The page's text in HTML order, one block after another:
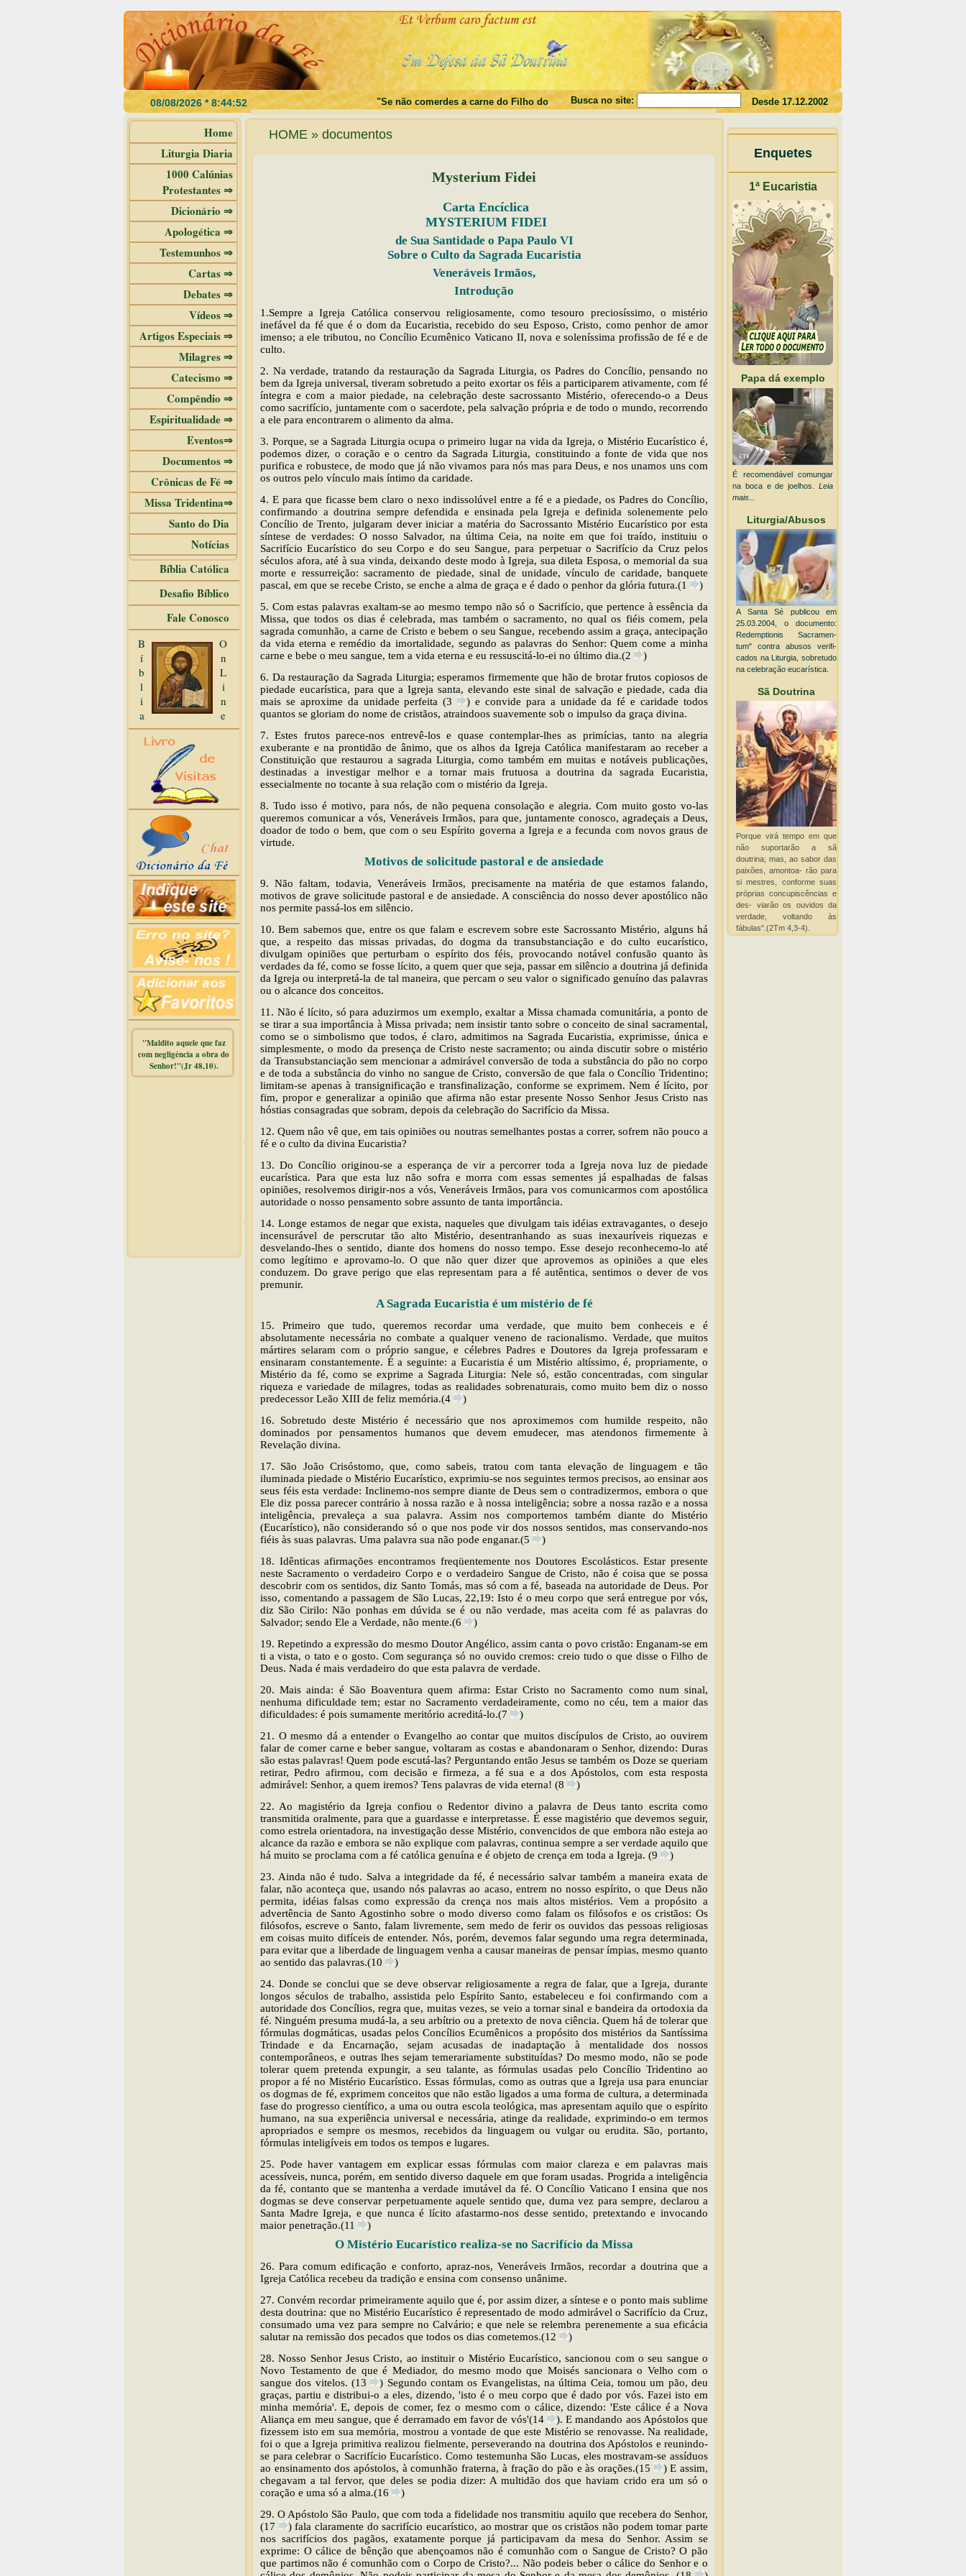
"Se não comerdes a carne do Filho do Homem, e não beberdes o seu sangue, não tereis a vida em vós"(Jo 6,53)
Busca no site: Desde 17.12.2002
Home
Liturgia Diaria
1000 Calúnias
Protestantes ⇒
Dicionário ⇒
Apologética ⇒
Testemunhos ⇒
Cartas ⇒
Debates ⇒
Vídeos ⇒
Artigos Especiais ⇒
Milagres ⇒
Catecismo ⇒
Compêndio ⇒
Espiritualidade ⇒
Eventos⇒
Documentos ⇒
Crônicas de Fé ⇒
Missa Tridentina⇒
Santo do Dia
Notícias
Bíblia Católica
Desafio Bíblico
Fale Conosco
B
í
b
l
i
a
O
n
L
i
n
e
"Maldito aquele que faz
com negligência a obra do
Senhor!"(Jr 48,10).
/home/dicionar/public_html/online.php
/home/dicionar/public_html/online.php
HOME » documentos
Mysterium Fidei
Carta Encíclica
MYSTERIUM FIDEI
de Sua Santidade o Papa Paulo VI
Sobre o Culto da Sagrada Eucaristia
Veneráveis Irmãos,
Introdução
1.Sempre a Igreja Católica conservou religiosamente, como tesouro preciosíssimo, o mistério
inefável da fé que é o dom da Eucaristia, recebido do seu Esposo, Cristo, como penhor de amor
imenso; a ele tributou, no Concílio Ecumênico Vaticano II, nova e soleníssima profissão de fé e de
culto.
2. Na verdade, tratando da restauração da Sagrada Liturgia, os Padres do Concílio, pensando no
bem da Igreja universal, tiveram sobretudo a peito exortar os féis a participarem ativamente, com fé
íntegra e com a maior piedade, na celebração deste sacrossanto Mistério, oferecendo-o a Deus
como sacrifício, juntamente com o sacerdote, pela salvação própria e de todo o mundo, recorrendo
a ele para encontrarem o alimento da alma.
3. Porque, se a Sagrada Liturgia ocupa o primeiro lugar na vida da Igreja, o Mistério Eucarístico é,
podemos dizer, o coração e o centro da Sagrada Liturgia, constituindo a fonte de vida que nos
purifica e robustece, de modo que já não vivamos para nós mas para Deus, e nos unamos uns com
os outros pelo vínculo mais íntimo da caridade.
4. E para que ficasse bem claro o nexo indissolúvel entre a fé e a piedade, os Padres do Concílio,
confirmando a doutrina sempre defendida e ensinada pela Igreja e definida solenemente pelo
Concílio de Trento, julgaram dever iniciar a matéria do Sacrossanto Mistério Eucarístico por esta
síntese de verdades: O nosso Salvador, na última Ceia, na noite em que foi traído, instituiu o
Sacrifício Eucarístico do seu Corpo e do seu Sangue, para perpetuar o Sacrifício da Cruz pelos
séculos afora, até à sua vinda, deixando deste modo à Igreja, sua dileta Esposa, o memorial da sua
morte e ressurreição: sacramento de piedade, sinal de unidade, vínculo de caridade, banquete
pascal, em que se recebe Cristo, se enche a alma de graça e é dado o penhor da glória futura.(1
)
5. Com estas palavras exaltam-se ao mesmo tempo não só o Sacrifício, que pertence à essência da
Missa, que todos os dias é celebrada, mas também o sacramento, no qual os fiéis comem, pela
sagrada comunhão, a carne de Cristo e bebem o seu Sangue, recebendo assim a graça, antecipação
da vida eterna e remédio da imortalidade, segundo as palavras do Senhor: Quem come a minha
carne e bebe o meu sangue, tem a vida eterna e eu ressuscitá-lo-ei no último dia.(2
)
6. Da restauração da Sagrada Liturgia; esperamos firmemente que hão de brotar frutos copiosos de
piedade eucarística, para que a Igreja santa, elevando este sinal de salvação e piedade, cada dia
mais se aproxime da unidade perfeita (3
) e convide para a unidade da fé e caridade todos
quantos se gloriam do nome de cristãos, atraindoos suavemente sob o impulso da graça divina.
7. Estes frutos parece-nos entrevê-los e quase contemplar-lhes as primícias, tanto na alegria
exuberante e na prontidão de ânimo, que os alhos da Igreja Católica manifestaram ao receber a
Constituição que restaurou a sagrada Liturgia, como também em muitas e notáveis publicações,
destinadas a investigar melhor e a tornar mais frutuosa a doutrina da sagrada Eucaristia,
essecialmente no tocante à sua relação com o mistério da Igreja.
8. Tudo isso é motivo, para nós, de não pequena consolação e alegria. Com muito gosto vo-las
queremos comunicar a vós, Veneráveis Irmãos, para que, juntamente conosco, agradeçais a Deus,
doador de todo o bem, que com o seu Espírito governa a Igreja e a fecunda com novos graus de
virtude.
Motivos de solicitude pastoral e de ansiedade
9. Não faltam, todavia, Veneráveis Irmãos, precisamente na matéria de que estamos falando,
motivos de grave solicitude pastoral e de ansiedade. A consciência do nosso dever apostólico não
nos permite passá-los em silêncio.
10. Bem sabemos que, entre os que falam e escrevem sobre este Sacrossanto Mistério, alguns há
que, a respeito das missas privadas, do dogma da transubstanciação e do culto eucarístico,
divulgam opiniões que perturbam o espírito dos féis, provocando notável confusão quanto às
verdades da fé, como se fosse lícito, a quem quer que seja, passar em silêncio a doutrina já definida
da Igreja ou interpretá-la de tal maneira, que percam o seu valor o significado genuíno das palavras
ou o alcance dos conceitos.
11. Não é lícito, só para aduzirmos um exemplo, exaltar a Missa chamada comunitária, a ponto de
se tirar a sua importância à Missa privada; nem insistir tanto sobre o conceito de sinal sacramental,
como se o simbolismo que todos, é claro, admitimos na Sagrada Eucaristia, exprimisse, única e
simplesmente, o modo da presença de Cristo neste sacramento; ou ainda discutir sobre o mistério
da Transubstanciação sem mencionar a admirável conversão de toda a substância do pão no corpo
e de toda a substância do vinho no sangue de Cristo, conversão de que fala o Concílio Tridentino;
limitam-se apenas à transignificação e transfinalização, conforme se exprimem. Nem é lícito, por
fim, propor e generalizar a opinião que afirma não estar presente Nosso Senhor Jesus Cristo nas
hóstias consagradas que sobram, depois da celebração do Sacrifício da Missa.
12. Quem nâo vê que, em tais opiniões ou noutras semelhantes postas a correr, sofrem não pouco a
fé e o culto da divina Eucaristia?
13. Do Concílio originou-se a esperança de vir a percorrer toda a Igreja nova luz de piedade
eucarística. Para que esta luz não sofra e morra com essas sementes já espalhadas de falsas
opiniões, resolvemos dirigir-nos a vós, Veneráveis Irmãos, para vos comunicarmos com apostólica
autoridade o nosso pensamento sobre assunto de tanta importância.
14. Longe estamos de negar que exista, naqueles que divulgam tais idéias extravagantes, o desejo
incensurável de perscrutar tão alto Mistério, desentranhando as suas inexauríveis riquezas e
desvelando-lhes o sentido, diante dos homens do nosso tempo. Esse desejo reconhecemo-lo até
como legítimo e aprovamo-lo. O que não quer dizer que aprovemos as opiniões a que eles
conduzem. Do grave perigo que elas representam para a fé autêntica, sentimos o dever de vos
premunir.
A Sagrada Eucaristia é um mistério de fé
15. Primeiro que tudo, queremos recordar uma verdade, que muito bem conheceis e é
absolutamente necessária no combate a qualquer veneno de racionalismo. Verdade, que muitos
mártires selaram com o próprio sangue, e célebres Padres e Doutores da Igreja professaram e
ensinaram constantemente. É a seguinte: a Eucaristia é um Mistério altíssimo, é, propriamente, o
Mistério da fé, como se exprime a Sagrada Liturgia: Nele só, estão concentradas, com singular
riqueza e variedade de milagres, todas as realidades sobrenaturais, como muito bem diz o nosso
predecessor Leão XIII de feliz memória.(4
)
16. Sobretudo deste Mistério é necessário que nos aproximemos com humilde respeito, não
dominados por pensamentos humanos que devem emudecer, mas atendonos firmemente à
Revelação divina.
17. São João Crisóstomo, que, como sabeis, tratou com tanta elevação de linguagem e tão
iluminada piedade o Mistério Eucarístico, exprimiu-se nos seguintes termos precisos, ao ensinar aos
seus féis esta verdade: Inclinemo-nos sempre diante de Deus sem o contradizermos, embora o que
Ele diz possa parecer contrário à nossa razão e à nossa inteligência; sobre a nossa razão e a nossa
inteligência, prevaleça a sua palavra. Assim nos comportemos também diante do Mistério
(Eucarístico), não considerando só o que nos pode vir dos nossos sentidos, mas conservando-nos
fiéis às suas palavras. Uma palavra sua não pode enganar.(5
)
18. Idênticas afirmações encontramos freqüentemente nos Doutores Escolásticos. Estar presente
neste Sacramento o verdadeiro Corpo e o verdadeiro Sangue de Cristo, não é coisa que se possa
descobrir com os sentidos, diz Santo Tomás, mas só com a fé, baseada na autoridade de Deus. Por
isso, comentando a passagem de São Lucas, 22,19: Isto é o meu corpo que será entregue por vós,
diz São Cirilo: Não ponhas em dúvida se é ou não verdade, mas aceita com fé as palavras do
Salvador; sendo Ele a Verdade, não mente.(6
)
19. Repetindo a expressão do mesmo Doutor Angélico, assim canta o povo cristão: Enganam-se em
ti a vista, o tato e o gosto. Com segurança só no ouvido cremos: creio tudo o que disse o Filho de
Deus. Nada é mais verdadeiro do que esta palavra de verdade.
20. Mais ainda: é São Boaventura quem afirma: Estar Cristo no Sacramento como num sinal,
nenhuma dificuldade tem; estar no Sacramento verdadeiramente, como no céu, tem a maior das
dificuldades: é pois sumamente meritório acreditá-lo.(7
)
21. O mesmo dá a entender o Evangelho ao contar que muitos discípulos de Cristo, ao ouvirem
falar de comer carne e beber sangue, voltaram as costas e abandonaram o Senhor, dizendo: Duras
são estas palavras! Quem pode escutá-las? Perguntando então Jesus se também os Doze se queriam
retirar, Pedro afirmou, com decisão e firmeza, a fé sua e a dos Apóstolos, com esta resposta
admirável: Senhor, a quem iremos? Tens palavras de vida eterna! (8
)
22. Ao magistério da Igreja confiou o Redentor divino a palavra de Deus tanto escrita como
transmitida oralmente, para que a guardasse e interpretasse. É esse magistério que devemos seguir,
como estrela orientadora, na investigação desse Mistério, convencidos de que embora não esteja ao
alcance da razão e embora se não explique com palavras, continua sempre a ser verdade aquilo que
há muito se proclama com a fé católica genuína e é objeto de crença em toda a Igreja. (9
)
23. Ainda não é tudo. Salva a integridade da fé, é necessário salvar também a maneira exata de
falar, não aconteça que, usando nós palavras ao acaso, entrem no nosso espírito, o que Deus não
permita, idéias falsas como expressão da crença nos mais altos mistérios. Vem a propósito a
advertência de Santo Agostinho sobre o modo diverso como falam os filósofos e os cristãos: Os
filósofos, escreve o Santo, falam livremente, sem medo de ferir os ouvidos das pessoas religiosas
em coisas muito difíceis de entender. Nós, porém, devemos falar segundo uma regra determinada,
para evitar que a liberdade de linguagem venha a causar maneiras de pensar ímpias, mesmo quanto
ao sentido das palavras.(10
)
24. Donde se conclui que se deve observar religiosamente a regra de falar, que a Igreja, durante
longos séculos de trabalho, assistida pelo Espírito Santo, estabeleceu e foi confirmando com a
autoridade dos Concílios, regra que, muitas vezes, se veio a tornar sinal e bandeira da ortodoxia da
fé. Ninguém presuma mudá-la, a seu arbítrio ou a pretexto de nova ciência. Quem há de tolerar que
fórmulas dogmáticas, usadas pelos Concílios Ecumênicos a propósito dos mistérios da Santíssima
Trindade e da Encarnação, sejam acusadas de inadaptação à mentalidade dos nossos
contemporâneos, e outras lhes sejam temerariamente substituídas? Do mesmo modo, não se pode
tolerar quem pretenda expungir, a seu talante, as fórmulas usadas pelo Concílio Tridentino ao
propor a fé no Mistério Eucarístico. Essas fórmulas, como as outras que a Igreja usa para enunciar
os dogmas de fé, exprimem conceitos que não estão ligados a uma forma de cultura, a determinada
fase do progresso científico, a uma ou outra escola teológica, mas apresentam aquilo que o espírito
humano, na sua experiência universal e necessária, atinge da realidade, exprimindo-o em termos
apropriados e sempre os mesmos, recebidos da linguagem ou vulgar ou erudita. São, portanto,
fórmulas inteligíveis em todos os tempos e lugares.
25. Pode haver vantagem em explicar essas fórmulas com maior clareza e em palavras mais
acessíveis, nunca, porém, em sentido diverso daquele em que foram usadas. Progrida a inteligência
da fé, contanto que se mantenha a verdade imutável da fé. O Concílio Vaticano I ensina que nos
dogmas se deve conservar perpetuamente aquele sentido que, duma vez para sempre, declarou a
Santa Madre Igreja, e que nunca é lícito afastarmo-nos desse sentido, pretextando e invocando
maior penetração.(11
)
O Mistério Eucarístico realiza-se no Sacrifício da Missa
26. Para comum edificação e conforto, apraz-nos, Veneráveis Irmãos, recordar a doutrina que a
Igreja Católica recebeu da tradição e ensina com consenso unânime.
27. Convém recordar primeiramente aquilo que é, por assim dizer, a síntese e o ponto mais sublime
desta doutrina: que no Mistério Eucarístico é representado de modo admirável o Sacrifício da Cruz,
consumado uma vez para sempre no Calvário; e que nele se relembra perenemente a sua eficácia
salutar na remissão dos pecados que todos os dias cometemos.(12
)
28. Nosso Senhor Jesus Cristo, ao instituir o Mistério Eucarístico, sancionou com o seu sangue o
Novo Testamento de que é Mediador, do mesmo modo que Moisés sancionara o Velho com o
sangue dos vitelos. (13
) Segundo contam os Evangelistas, na última Ceia, tomou um pão, deu
graças, partiu e distribui-o a eles, dizendo, 'isto é o meu corpo que é dado por vós. Fazei isto em
minha memória'. E, depois de comer, fez o mesmo com o cálice, dizendo: 'Este cálice é a Nova
Aliança em meu sangue, que é derramado em favor de vós'(14
). E mandando aos Apóstolos que
fizessem isto em sua memória, mostrou a vontade de que este Mistério se renovasse. Na realidade,
foi o que a Igreja primitiva realizou fielmente, perseverando na doutrina dos Apóstolos e reunindo-
se para celebrar o Sacrifício Eucarístico. Como testemunha São Lucas, eles mostravam-se assíduos
ao ensinamento dos apóstolos, à comunhão fraterna, à fração do pão e às orações.(15
) E assim,
chegavam a tal fervor, que deles se podia dizer: A multidão dos que haviam crido era um só o
coração e uma só a alma.(16
)
29. O Apóstolo São Paulo, que com toda a fidelidade nos transmitiu aquilo que recebera do Senhor,
(17
) fala claramente do sacrifício eucarístico, ao mostrar que os cristãos não podem tomar parte
nos sacrifícios dos pagãos, exatamente porque já participavam da mesa do Senhor. Assim se
exprime: O cálice de bênção que abençoamos não é comunhão com o Sangue de Cristo? O pão
que partimos não é comunhão com o Corpo de Cristo?... Não podeis beber o cálice do Senhor e o
Enquetes
1ª Eucaristia
Papa dá exemplo
É recomendável comungar
na boca e de joelhos. Leia
mais...
Liturgia/Abusos
A Santa Sé publicou em
25.03.2004, o documento:
Redemptionis Sacramen-
tum" contra abusos verifi-
cados na Liturgia, sobretudo
na celebração eucarística.
Sã Doutrina
Porque virá tempo em que
não suportarão a sã
doutrina; mas, ao sabor das
paixões, amontoa- rão para
si mestres, conforme suas
próprias concupiscências e
des- viarão os ouvidos da
verdade, voltando às
fábulas".(2Tm 4,3-4).